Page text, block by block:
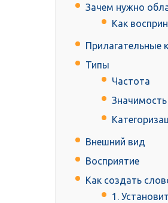
Зачем нужно
Как
Прилагательные
Типы
Частота
Значимость
Внешний вид
Восприятие
Как создать
1.